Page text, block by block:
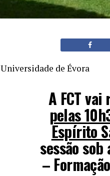
Universidade de Évora
A FCT
pelas
Espírito
sessão
–